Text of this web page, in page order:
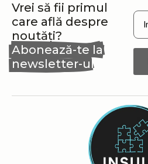
Vrei să fii primul
care află despre
noutăți?
Abonează-te la
newsletter-ul